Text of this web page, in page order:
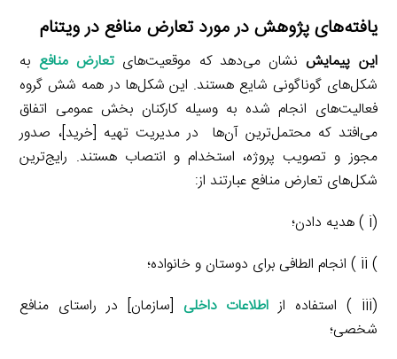
یافته‌های پژوهش در مورد تعارض منافع در ویتنام
این پیمایش نشان می‌دهد که موقعیت‌هایتعارض منافع به
شکل‌های گوناگونی شایع هستند. این شکل‌ها در همه شش گروه
فعالیت‌های انجام شده به وسیله کارکنان بخش عمومی اتفاق
می‌افتد که محتمل‌ترین آن‌ها در مدیریت تهیه [خرید]، صدور
مجوز و تصویب پروژه، استخدام و انتصاب هستند. رایج‌ترین
شکل‌های تعارض منافع عبارتند از:
(i ) هدیه دادن؛
) ii ) انجام الطافی برای دوستان و خانواده؛
(iii ) استفاده از
اطلاعات داخلی [سازمان] در راستای منافع
شخصی؛